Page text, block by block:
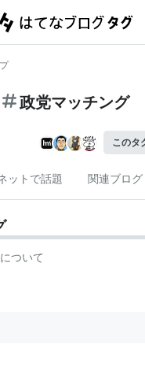
政党マッチング
このタ
ットで話題 関連ブログ
ついて